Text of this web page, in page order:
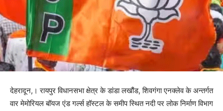
देहरादून,। रायपुर विधानसभा क्षेत्र के डांडा लखौंड, शिवगंगा एनक्लेव के अन्तर्गत
वार मेमोरियल बॉयज एंड गर्ल्स हॉस्टल के समीप स्थित नदी पर लोक निर्माण विभाग